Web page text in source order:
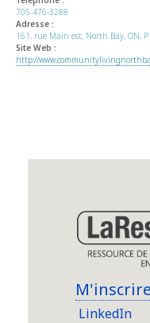
705-476-3288
Adresse :
161, rue Main est, North Bay, ON,
Site Web :
http://
LinkedIn